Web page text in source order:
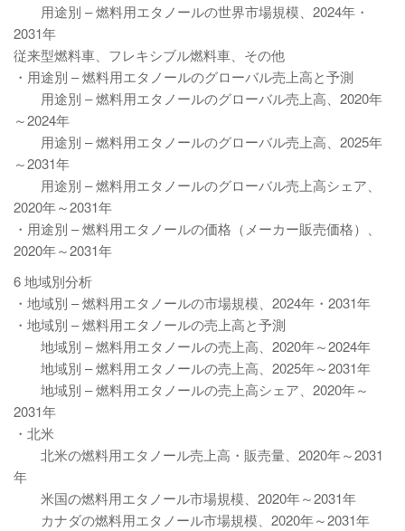
用途別 – 燃料用エタノールの世界市場規模、2024年・
2031年
従来型燃料車、フレキシブル燃料車、その他
・用途別 – 燃料用エタノールのグローバル売上高と予測
用途別 – 燃料用エタノールのグローバル売上高、2020年
～2024年
用途別 – 燃料用エタノールのグローバル売上高、2025年
～2031年
用途別 – 燃料用エタノールのグローバル売上高シェア、
2020年～2031年
・用途別 – 燃料用エタノールの価格（メーカー販売価格）、
2020年～2031年
6 地域別分析
・地域別 – 燃料用エタノールの市場規模、2024年・2031年
・地域別 – 燃料用エタノールの売上高と予測
地域別 – 燃料用エタノールの売上高、2020年～2024年
地域別 – 燃料用エタノールの売上高、2025年～2031年
地域別 – 燃料用エタノールの売上高シェア、2020年～
2031年
・北米
北米の燃料用エタノール売上高・販売量、2020年～2031
年
米国の燃料用エタノール市場規模、2020年～2031年
カナダの燃料用エタノール市場規模、2020年～2031年